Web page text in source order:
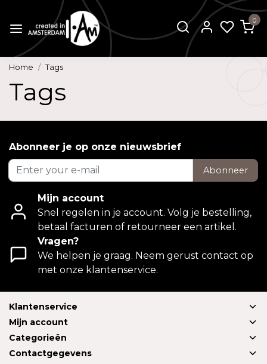
0
Home Tags
Tags
Abonneer je op onze nieuwsbrief
Abonneer
Mijn account
Snel regelen in je account. Volg je bestelling,
betaal facturen of retourneer een artikel.
Vragen?
We helpen je graag. Neem gerust contact op
met onze klantenservice.
Klantenservice
Mijn account
Categorieën
Contactgegevens